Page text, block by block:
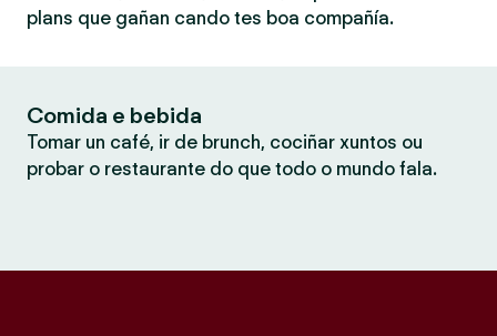
plans que gañan cando tes boa compañía.
Comida e bebida
Tomar un café, ir de brunch, cociñar xuntos ou
probar o restaurante do que todo o mundo fala.